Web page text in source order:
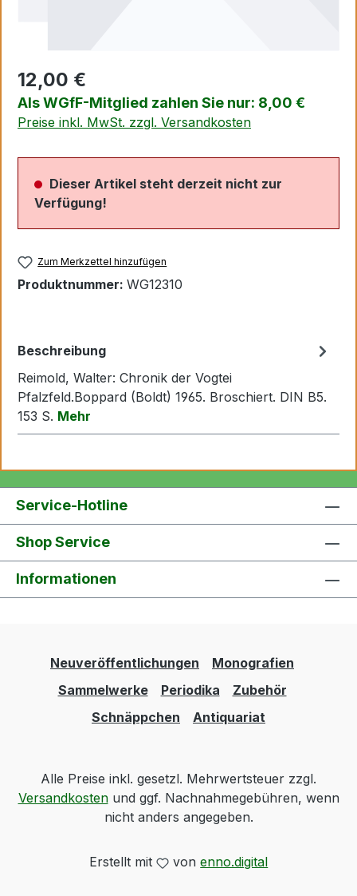
12,00 €
Als WGfF-Mitglied zahlen Sie nur: 8,00 €
Preise inkl. MwSt. zzgl. Versandkosten
Dieser Artikel steht derzeit nicht zur
Verfügung!
Zum Merkzettel hinzufügen
Produktnummer: WG12310
Beschreibung
Reimold, Walter: Chronik der Vogtei
Pfalzfeld.Boppard (Boldt) 1965. Broschiert. DIN B5.
153 S. Mehr
Service-Hotline
Shop Service
Informationen
Neuveröffentlichungen
Monografien
Sammelwerke
Periodika
Zubehör
Schnäppchen
Antiquariat
Alle Preise inkl. gesetzl. Mehrwertsteuer zzgl.
Versandkostenund ggf. Nachnahmegebühren, wenn
nicht anders angegeben.
Erstellt mit vonenno.digital